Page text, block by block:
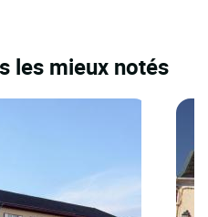
les mieux notés